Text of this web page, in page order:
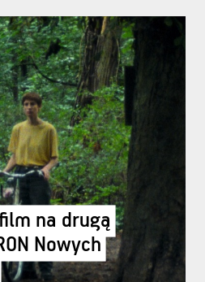
na drugą
Nowych
na drugą
Nowych